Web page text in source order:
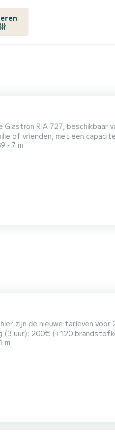
RIA 727, beschikbaar
met een capaciteit van
ook uitstekend vaarcomfort
7 m
voor 2026 TARIEVEN: - 2 uur
uur): 200€ (+120
(mezelf), maar als u in
m